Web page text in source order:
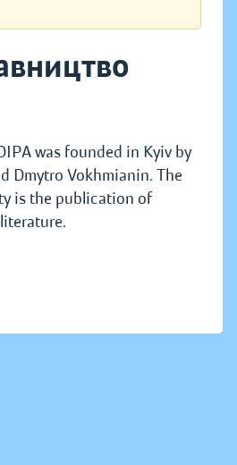
was founded in Kyiv by
Dmytro Vokhmianin. The
is the publication of